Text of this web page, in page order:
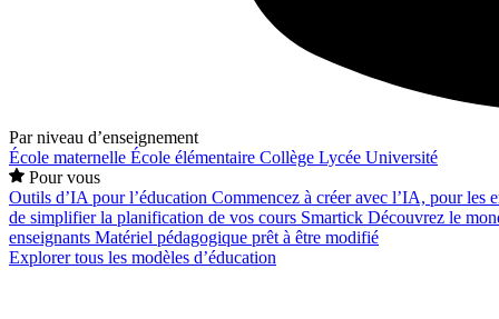
Par niveau d’enseignement
École maternelle École élémentaire Collège Lycée Université
Pour vous
Outils d’IA pour l’éducation Commencez à créer avec l’IA, pour les
de simplifier la planification de vos cours Smartick Découvrez le
enseignants Matériel pédagogique prêt à être modifié
Explorer tous les modèles d’éducation